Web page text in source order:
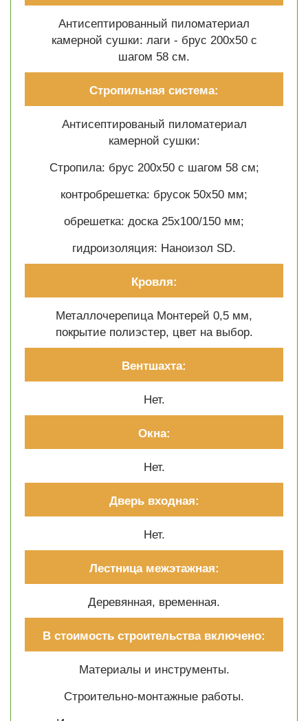
Антисептированный пиломатериал
камерной сушки: лаги - брус 200х50 с
шагом 58 см.
Стропильная система:
Антисептированый пиломатериал
камерной сушки:
Стропила: брус 200х50 с шагом 58 см;
контробрешетка: брусок 50х50 мм;
обрешетка: доска 25х100/150 мм;
гидроизоляция: Наноизол SD.
Кровля:
Металлочерепица Монтерей 0,5 мм,
покрытие полиэстер, цвет на выбор.
Вентшахта:
Нет.
Окна:
Нет.
Дверь входная:
Нет.
Лестница межэтажная:
Деревянная, временная.
В стоимость строительства включено:
Материалы и инструменты.
Cтроительно-монтажные работы.